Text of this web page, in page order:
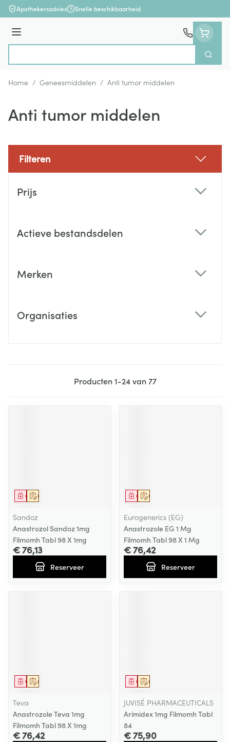
Ga naar de inhoud
Apothekersadvies Snelle beschikbaarheid
Menu
Zoek
Home / Geneesmiddelen / Anti tumor middelen
Anti tumor middelen
Filteren
Prijs
Actieve bestandsdelen
Merken
Organisaties
Producten1-24van77
Op voorschrift
Geneesmiddel
Sandoz
Anastrozol Sandoz 1mg
Filmomh Tabl 98 X 1mg
€ 76,13
Reserveer
Op voorschrift
Geneesmiddel
Eurogenerics (EG)
Anastrozole EG 1 Mg
Filmomh Tabl 98 X 1 Mg
€ 76,42
Reserveer
Op voorschrift
Geneesmiddel
Teva
Anastrozole Teva 1mg
Filmomh Tabl 98 X 1mg
€ 76,42
Op voorschrift
Geneesmiddel
JUVISÉ PHARMACEUTICALS
Arimidex 1mg Filmomh Tabl
84
€ 75,90